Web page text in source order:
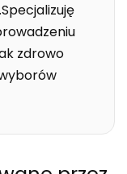
zdrowo